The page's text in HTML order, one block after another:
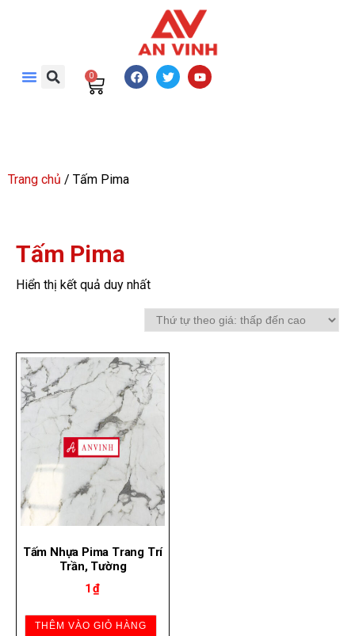
0
Trang chủ / Tấm Pima
Tấm Pima
Hiển thị kết quả duy nhất
Tấm Nhựa Pima Trang Trí
Trần, Tường
1₫
THÊM VÀO GIỎ HÀNG